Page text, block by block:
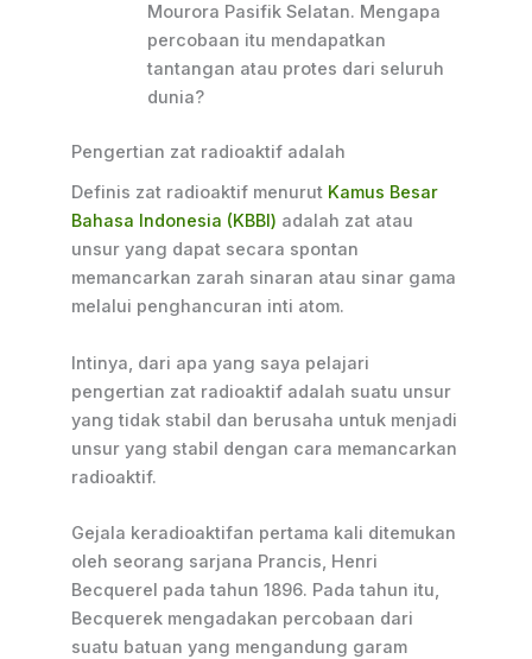
Mourora Pasifik Selatan. Mengapa
percobaan itu mendapatkan
tantangan atau protes dari seluruh
dunia?
Pengertian zat radioaktif adalah
Definis zat radioaktif menurut Kamus Besar
Bahasa Indonesia (KBBI) adalah zat atau
unsur yang dapat secara spontan
memancarkan zarah sinaran atau sinar gama
melalui penghancuran inti atom.
Intinya, dari apa yang saya pelajari
pengertian zat radioaktif adalah suatu unsur
yang tidak stabil dan berusaha untuk menjadi
unsur yang stabil dengan cara memancarkan
radioaktif.
Gejala keradioaktifan pertama kali ditemukan
oleh seorang sarjana Prancis, Henri
Becquerel pada tahun 1896. Pada tahun itu,
Becquerek mengadakan percobaan dari
suatu batuan yang mengandung garam